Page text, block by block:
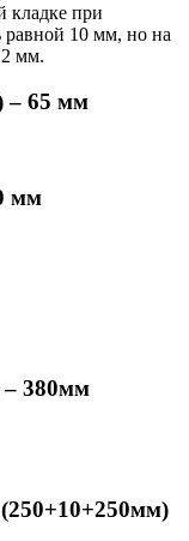
кладке при
равной 10 мм, но на
мм.
– 65 мм
мм
– 380мм